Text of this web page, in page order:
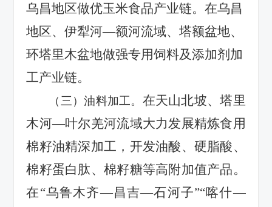
乌昌地区做优玉米食品产业链。在乌昌
地区、伊犁河—额河流域、塔额盆地、
环塔里木盆地做强专用饲料及添加剂加
工产业链。
（三）油料加工。 在天山北坡、塔里
木河—叶尔羌河流域大力发展精炼食用
棉籽油精深加工，开发油酸、硬脂酸、
棉籽蛋白肽、棉籽糖等高附加值产品。
在“乌鲁木齐—昌吉—石河子”“喀什—